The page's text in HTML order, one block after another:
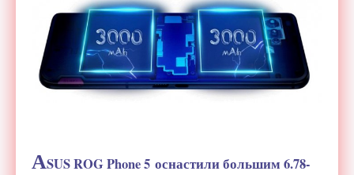
ASUS ROG Phone 5 оснастили большим 6.78-